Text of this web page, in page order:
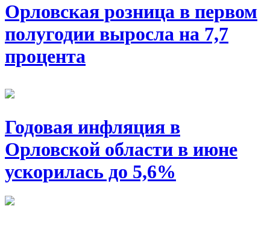
Орловская розница в первом
полугодии выросла на 7,7
процента
Годовая инфляция в
Орловской области в июне
ускорилась до 5,6%